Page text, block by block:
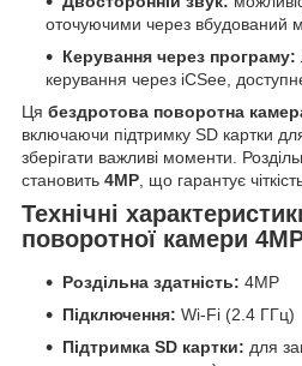
оточуючими через вбудований
Керування через програму:
керування через iCSee,
Ця бездротова поворотна
включаючи підтримку SD картки
зберігати важливі моменти.
становить 4MP , що гарантує
Технічні
поворотної камери
Роздільна здатність: 4MP
Підключення: Wi-Fi (2.4 ГГц)
Підтримка SD картки: для